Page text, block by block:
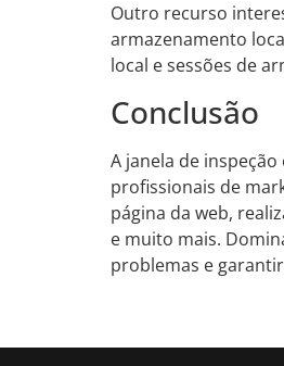
Outro recurso
armazenamento
local e sessões de
Conclusão
A janela de
profissionais de
página da web,
e muito mais.
problemas e